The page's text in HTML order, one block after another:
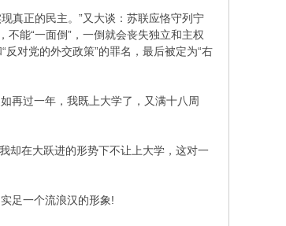
真正的民主。”又大谈：苏联应恪守列宁
能“一面倒”，一倒就会丧失独立和主权
反对党的外交政策”的罪名，最后被定为“右
再过一年，我既上大学了，又满十八周
却在大跃进的形势下不让上大学，这对一
足一个流浪汉的形象!